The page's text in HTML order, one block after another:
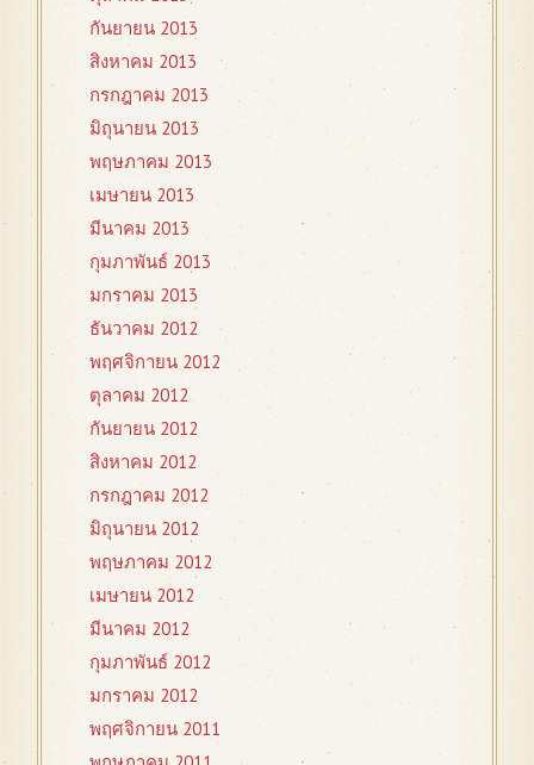
กันยายน 2013
สิงหาคม 2013
กรกฎาคม 2013
มิถุนายน 2013
พฤษภาคม 2013
เมษายน 2013
มีนาคม 2013
กุมภาพันธ์ 2013
มกราคม 2013
ธันวาคม 2012
พฤศจิกายน 2012
ตุลาคม 2012
กันยายน 2012
สิงหาคม 2012
กรกฎาคม 2012
มิถุนายน 2012
พฤษภาคม 2012
เมษายน 2012
มีนาคม 2012
กุมภาพันธ์ 2012
มกราคม 2012
พฤศจิกายน 2011